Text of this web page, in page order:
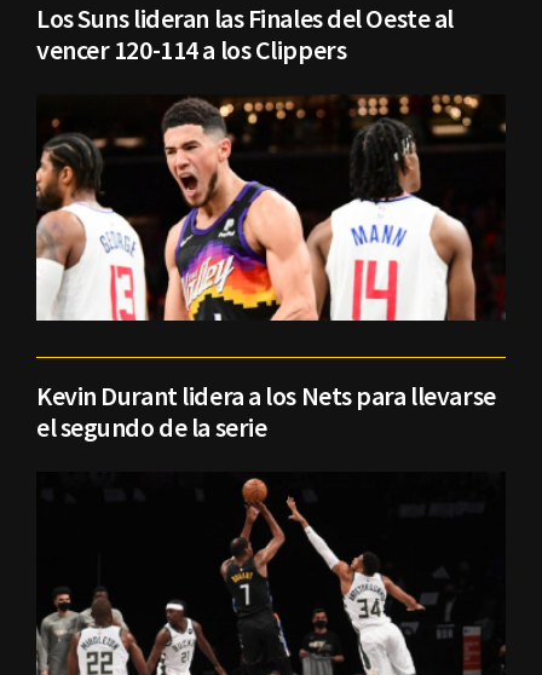
Los Suns lideran las Finales del Oeste al
vencer 120-114 a los Clippers
Kevin Durant lidera a los Nets para llevarse
el segundo de la serie